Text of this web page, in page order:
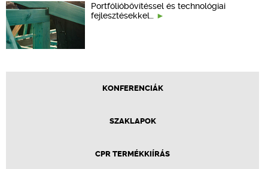
Portfólióbővítéssel és technológiai
fejlesztésekkel…
KONFERENCIÁK
SZAKLAPOK
CPR TERMÉKKIÍRÁS